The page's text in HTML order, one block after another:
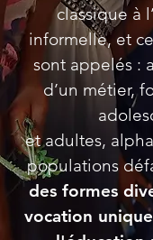
classique à
informelle, et
sont appelés :
d’un métier,
et adultes,
populations
des formes
vocation